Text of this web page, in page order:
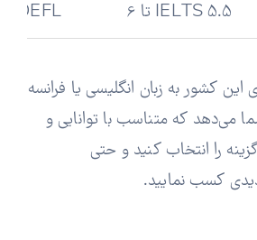
IELTS 5.5 تا 6 TOEFL
کشور به زبان انگلیسی یا فرانسه
می‌دهد که متناسب با توانایی و
را انتخاب کنید و حتی
کسب نمایید.